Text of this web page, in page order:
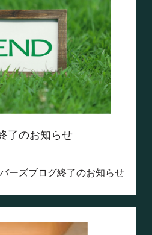
了のお知らせ
ーズブログ終了のお知らせ